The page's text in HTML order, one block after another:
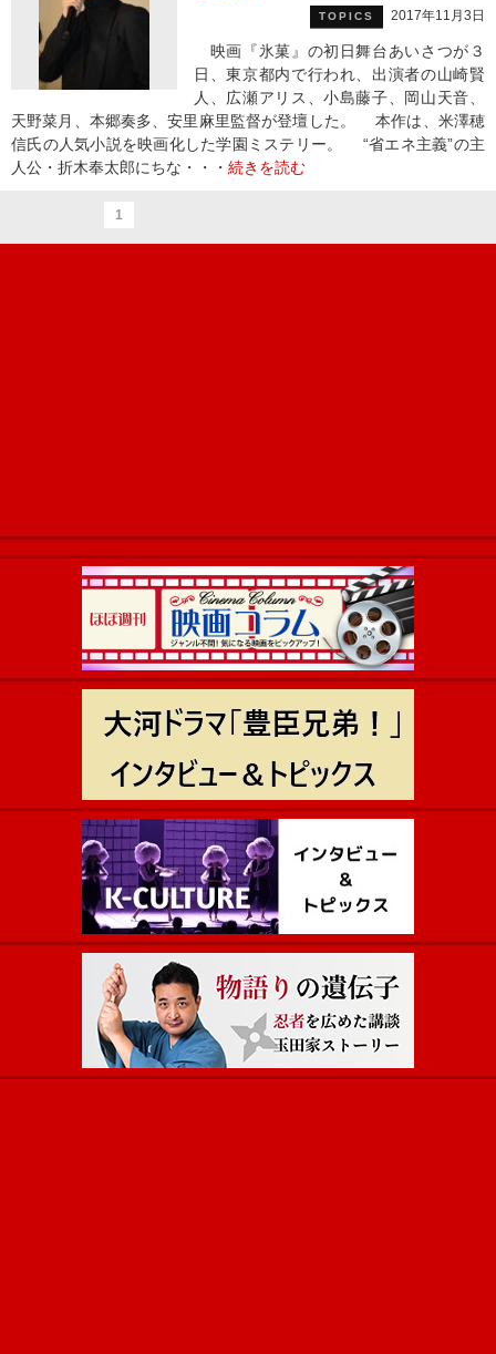
TOPICS 2017年11月3日
映画『氷菓』の初日舞台あいさつが３
日、東京都内で行われ、出演者の山崎賢
人、広瀬アリス、小島藤子、岡山天音、
天野菜月、本郷奏多、安里麻里監督が登壇した。 本作は、米澤穂
信氏の人気小説を映画化した学園ミステリー。 “省エネ主義”の主
人公・折木奉太郎にちな・・・ 続きを読む
1